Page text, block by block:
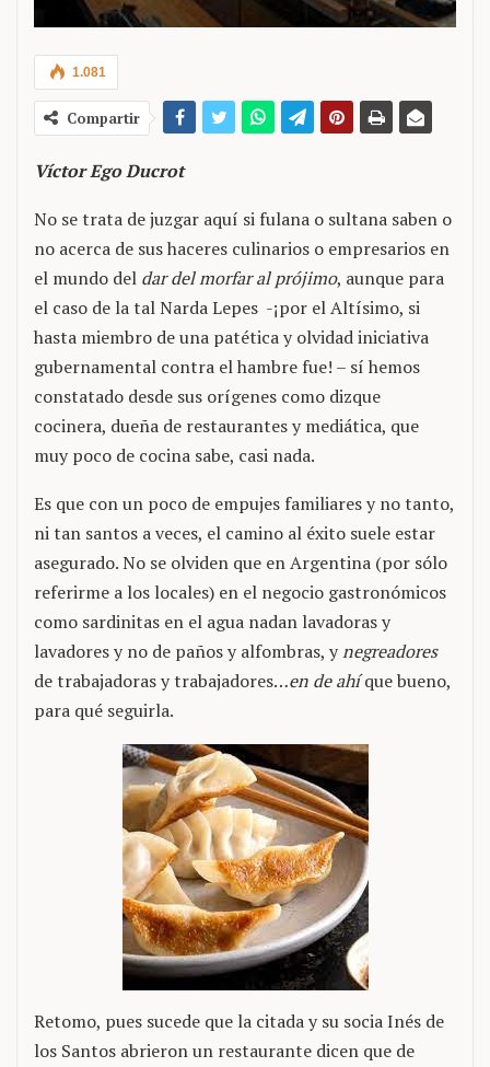
1.081
Compartir
Víctor Ego Ducrot
No se trata de juzgar aquí si fulana o sultana saben o
no acerca de sus haceres culinarios o empresarios en
el mundo del dar del morfar al prójimo, aunque para
el caso de la tal Narda Lepes -¡por el Altísimo, si
hasta miembro de una patética y olvidad iniciativa
gubernamental contra el hambre fue! – sí hemos
constatado desde sus orígenes como dizque
cocinera, dueña de restaurantes y mediática, que
muy poco de cocina sabe, casi nada.
Es que con un poco de empujes familiares y no tanto,
ni tan santos a veces, el camino al éxito suele estar
asegurado. No se olviden que en Argentina (por sólo
referirme a los locales) en el negocio gastronómicos
como sardinitas en el agua nadan lavadoras y
lavadores y no de paños y alfombras, ynegreadores
de trabajadoras y trabajadores…en de ahíque bueno,
para qué seguirla.
Retomo, pues sucede que la citada y su socia Inés de
los Santos abrieron un restaurante dicen que de